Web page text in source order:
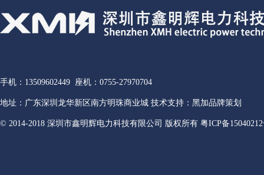
手机：13509602449 座机：0755-27970704
地址：广东深圳龙华新区南方明珠商业城 技术支持：黑加品牌策划
© 2014-2018 深圳市鑫明辉电力科技有限公司 版权所有 粤ICP备